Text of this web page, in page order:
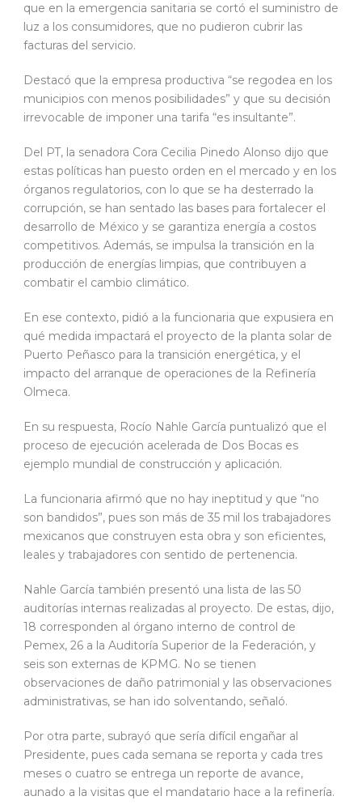
que en la emergencia sanitaria se cortó el suministro de
luz a los consumidores, que no pudieron cubrir las
facturas del servicio.
Destacó que la empresa productiva “se regodea en los
municipios con menos posibilidades” y que su decisión
irrevocable de imponer una tarifa “es insultante”.
Del PT, la senadora Cora Cecilia Pinedo Alonso dijo que
estas políticas han puesto orden en el mercado y en los
órganos regulatorios, con lo que se ha desterrado la
corrupción, se han sentado las bases para fortalecer el
desarrollo de México y se garantiza energía a costos
competitivos. Además, se impulsa la transición en la
producción de energías limpias, que contribuyen a
combatir el cambio climático.
En ese contexto, pidió a la funcionaria que expusiera en
qué medida impactará el proyecto de la planta solar de
Puerto Peñasco para la transición energética, y el
impacto del arranque de operaciones de la Refinería
Olmeca.
En su respuesta, Rocío Nahle García puntualizó que el
proceso de ejecución acelerada de Dos Bocas es
ejemplo mundial de construcción y aplicación.
La funcionaria afirmó que no hay ineptitud y que “no
son bandidos”, pues son más de 35 mil los trabajadores
mexicanos que construyen esta obra y son eficientes,
leales y trabajadores con sentido de pertenencia.
Nahle García también presentó una lista de las 50
auditorías internas realizadas al proyecto. De estas, dijo,
18 corresponden al órgano interno de control de
Pemex, 26 a la Auditoría Superior de la Federación, y
seis son externas de KPMG. No se tienen
observaciones de daño patrimonial y las observaciones
administrativas, se han ido solventando, señaló.
Por otra parte, subrayó que sería difícil engañar al
Presidente, pues cada semana se reporta y cada tres
meses o cuatro se entrega un reporte de avance,
aunado a la visitas que el mandatario hace a la refinería.